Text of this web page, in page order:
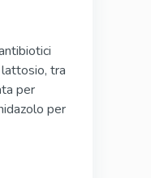
tra
per
per